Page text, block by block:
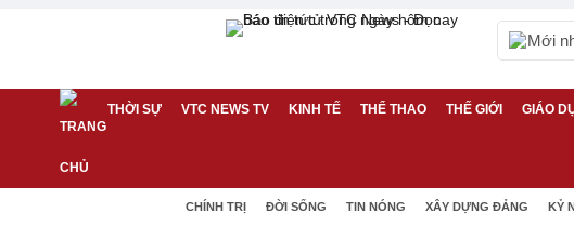
Mới
THỜI SỰ VTC NEWS TV KINH TẾ THỂ THAO THẾ GIỚI GIÁO
CHÍNH TRỊ ĐỜI SỐNG TIN NÓNG XÂY DỰNG ĐẢNG KỶ